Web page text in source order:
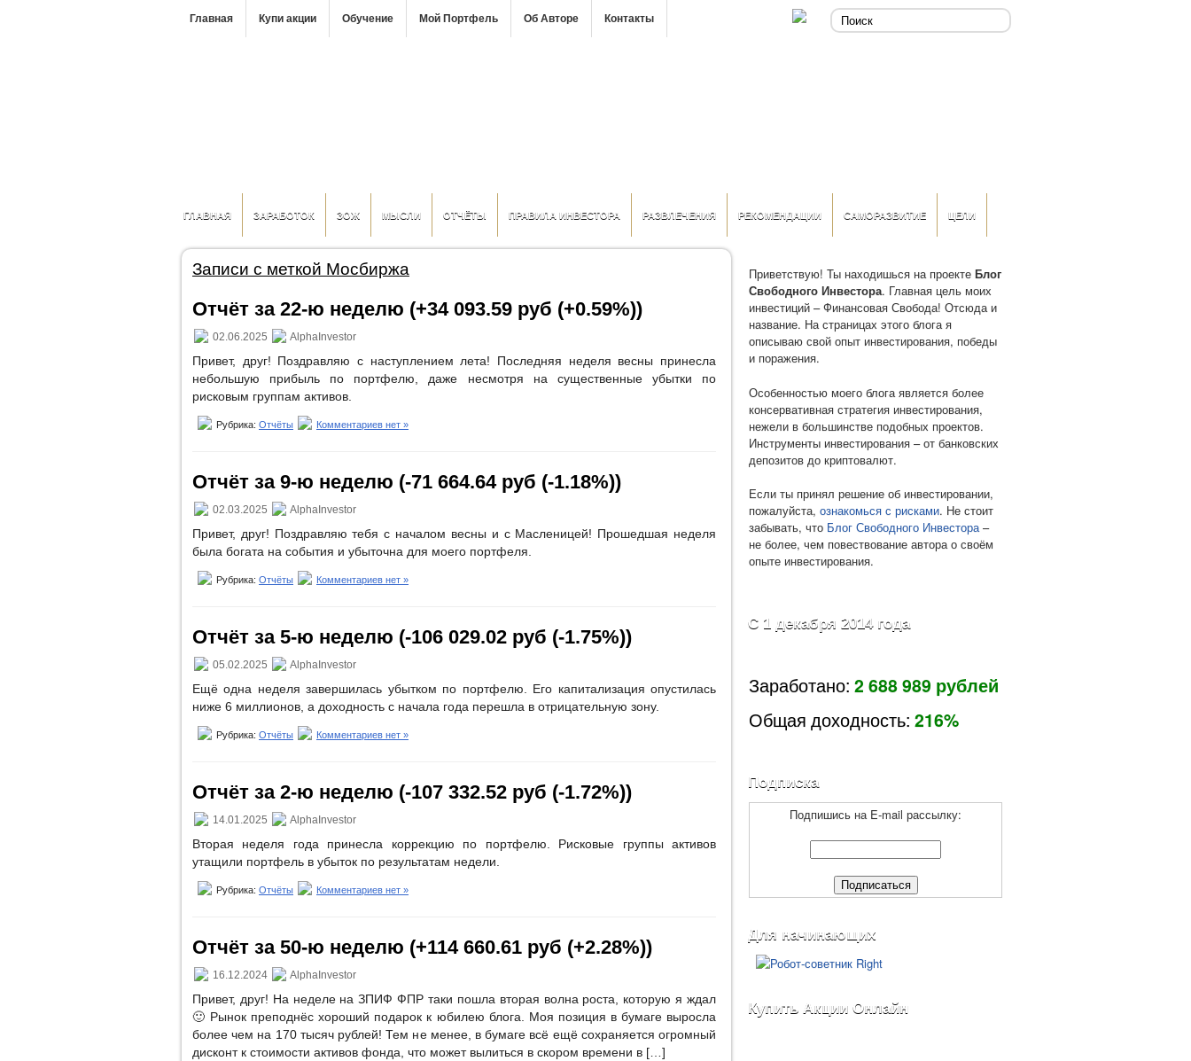
Главная Купи акции Обучение Мой Портфель Об Авторе Контакты
ГЛАВНАЯ ЗАРАБОТОК ЗОЖ МЫСЛИ ОТЧЁТЫ ПРАВИЛА ИНВЕСТОРА РАЗВЛЕЧЕНИЯ РЕКОМЕНДАЦИИ САМОРАЗВИТИЕ ЦЕЛИ
Записи с меткой Мосбиржа
Отчёт за 22-ю неделю (+34 093.59 руб (+0.59%))
02.06.2025 AlphaInvestor
Привет, друг! Поздравляю с наступлением лета! Последняя неделя весны принесла
небольшую прибыль по портфелю, даже несмотря на существенные убытки по
рисковым группам активов.
Рубрика: Отчёты Комментариев нет »
Отчёт за 9-ю неделю (-71 664.64 руб (-1.18%))
02.03.2025 AlphaInvestor
Привет, друг! Поздравляю тебя с началом весны и с Масленицей! Прошедшая неделя
была богата на события и убыточна для моего портфеля.
Рубрика: Отчёты Комментариев нет »
Отчёт за 5-ю неделю (-106 029.02 руб (-1.75%))
05.02.2025 AlphaInvestor
Ещё одна неделя завершилась убытком по портфелю. Его капитализация опустилась
ниже 6 миллионов, а доходность с начала года перешла в отрицательную зону.
Рубрика: Отчёты Комментариев нет »
Отчёт за 2-ю неделю (-107 332.52 руб (-1.72%))
14.01.2025 AlphaInvestor
Вторая неделя года принесла коррекцию по портфелю. Рисковые группы активов
утащили портфель в убыток по результатам недели.
Рубрика: Отчёты Комментариев нет »
Отчёт за 50-ю неделю (+114 660.61 руб (+2.28%))
16.12.2024 AlphaInvestor
Привет, друг! На неделе на ЗПИФ ФПР таки пошла вторая волна роста, которую я ждал
🙂 Рынок преподнёс хороший подарок к юбилею блога. Моя позиция в бумаге выросла
более чем на 170 тысяч рублей! Тем не менее, в бумаге всё ещё сохраняется огромный
дисконт к стоимости активов фонда, что может вылиться в скором времени в […]
Приветствую! Ты находишься на проекте Блог
Свободного Инвестора. Главная цель моих
инвестиций – Финансовая Свобода! Отсюда и
название. На страницах этого блога я
описываю свой опыт инвестирования, победы
и поражения.
Особенностью моего блога является более
консервативная стратегия инвестирования,
нежели в большинстве подобных проектов.
Инструменты инвестирования – от банковских
депозитов до криптовалют.
Если ты принял решение об инвестировании,
пожалуйста, ознакомься с рисками. Не стоит
забывать, что Блог Свободного Инвестора–
не более, чем повествование автора о своём
опыте инвестирования.
С 1 декабря 2014 года
Заработано: 2 688 989 рублей
Общая доходность: 216%
Подписка
Подпишись на E-mail рассылку:
Для начинающих
Купить Акции Онлайн